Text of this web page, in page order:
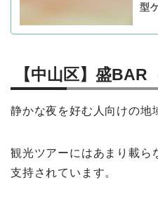
型
【中山区】盛BAR
静かな夜を好む人向けの地
観光ツアーにはあまり載ら
支持されています。